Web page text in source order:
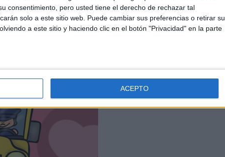
consentimiento, pero usted tiene el derecho de rechazar tal
solo a este sitio web. Puede cambiar sus preferencias o retirar su
a este sitio y haciendo clic en el botón "Privacidad" en la parte
ACEPTO
INICIO CURSO